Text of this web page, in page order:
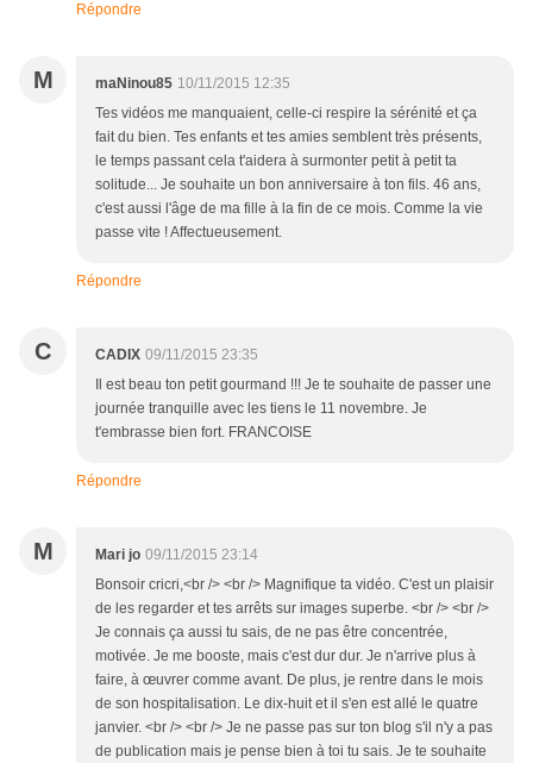
Répondre
M maNinou85 10/11/2015 12:35
Tes vidéos me manquaient, celle-ci respire la sérénité et ça
fait du bien. Tes enfants et tes amies semblent très présents,
le temps passant cela t'aidera à surmonter petit à petit ta
solitude... Je souhaite un bon anniversaire à ton fils. 46 ans,
c'est aussi l'âge de ma fille à la fin de ce mois. Comme la vie
passe vite ! Affectueusement.
Répondre
C CADIX 09/11/2015 23:35
Il est beau ton petit gourmand !!! Je te souhaite de passer une
journée tranquille avec les tiens le 11 novembre. Je
t'embrasse bien fort. FRANCOISE
Répondre
M Mari jo 09/11/2015 23:14
Bonsoir cricri,<br /> <br /> Magnifique ta vidéo. C'est un plaisir
de les regarder et tes arrêts sur images superbe. <br /> <br />
Je connais ça aussi tu sais, de ne pas être concentrée,
motivée. Je me booste, mais c'est dur dur. Je n'arrive plus à
faire, à œuvrer comme avant. De plus, je rentre dans le mois
de son hospitalisation. Le dix-huit et il s'en est allé le quatre
janvier. <br /> <br /> Je ne passe pas sur ton blog s'il n'y a pas
de publication mais je pense bien à toi tu sais. Je te souhaite